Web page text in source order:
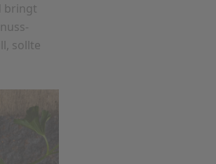
bringt
sollte